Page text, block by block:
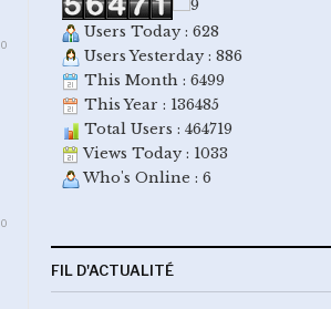
0
0
Users Today : 628
Users Yesterday : 886
This Month : 6499
This Year : 136485
Total Users : 464719
Views Today : 1033
Who's Online : 6
FIL D'ACTUALITÉ